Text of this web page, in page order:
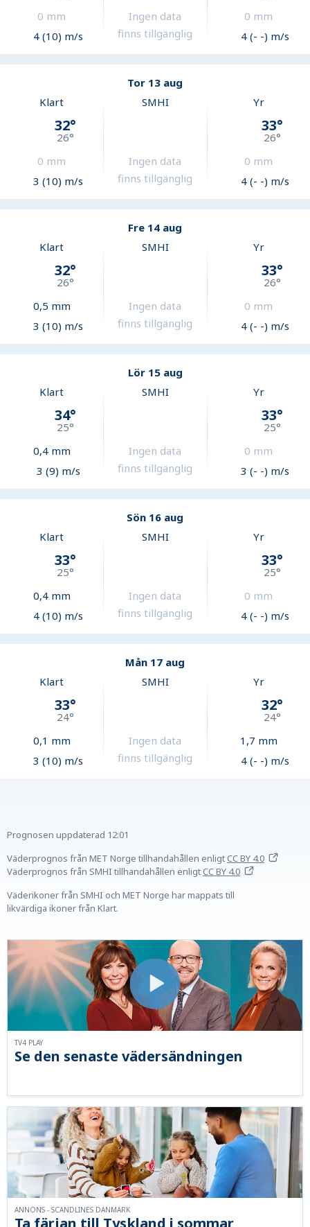
0 mm
4 (10) m/s
Ingen data
finns tillgänglig
0 mm
4 (- -) m/s
Tor 13 aug
Klart
32°
26°
0 mm
3 (10) m/s
SMHI
Ingen data
finns tillgänglig
Yr
33°
26°
0 mm
4 (- -) m/s
Fre 14 aug
Klart
32°
26°
0,5 mm
3 (10) m/s
SMHI
Ingen data
finns tillgänglig
Yr
33°
26°
0 mm
4 (- -) m/s
Lör 15 aug
Klart
34°
25°
0,4mm
3 (9) m/s
SMHI
Ingen data
finns tillgänglig
Yr
33°
25°
0 mm
3 (- -) m/s
Sön 16 aug
Klart
33°
25°
0,4mm
4 (10) m/s
SMHI
Ingen data
finns tillgänglig
Yr
33°
25°
0 mm
4 (- -) m/s
Mån 17 aug
Klart
33°
24°
0,1 mm
3 (10) m/s
SMHI
Ingen data
finns tillgänglig
Yr
32°
24°
1,7 mm
4 (- -) m/s
Prognosen uppdaterad 12:01
Väderprognos från MET Norge tillhandahållen enligtCC BY 4.0
Väderprognos från SMHI tillhandahållen enligtCC BY 4.0
Väderikoner från SMHI och MET Norge har mappats till
likvärdiga ikoner från Klart.
Se den senaste vädersändningen
TV4 PLAY
ANNONS - SCANDLINES DANMARK